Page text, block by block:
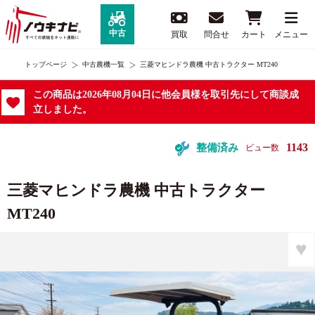
中古 買取 問合せ カート メニュー
トップページ 中古農機一覧 三菱マヒンドラ農機 中古トラクター MT240
この商品は2026年08月04日に他会員様を取引先にして商談成
立しました。
整備済み ビュー数 1143
三菱マヒンドラ農機 中古トラクター
MT240
♥